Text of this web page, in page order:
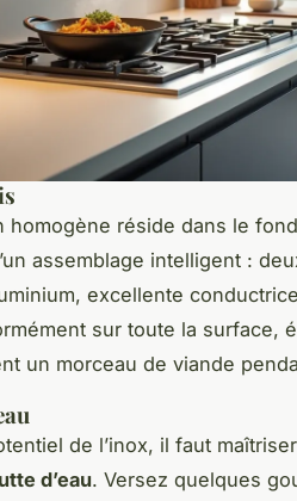
homogène réside dans le
assemblage intelligent :
excellente
sur toute la surface,
un morceau de viande
de l’inox, il faut
d’eau. Versez quelques